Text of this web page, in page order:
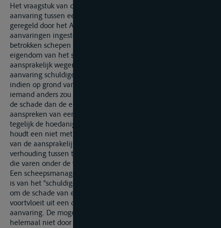
Het vraagstuk van de aansprakelijkheid ingeval van een
aanvaring tussen een binnenschip en een zeeschip wordt
geregeld door het Aanvaringsverdrag 23.09.2010. De voor
aanvaringen ingestelde aansprakelijkheid tussen de
betrokken schepen is een aansprakelijkheid die berust op de
eigendom van het schuldige schip. De scheepseigenaar is
aansprakelijk wegens zijn eigendomsrecht over het aan de
aanvaring schuldige schip. Het verdrag zou worden omzeild
indien op grond van nationale gemeenrechtelijke bepalingen
iemand anders zou moeten instaan voor de vergoeding van
de schade dan de eigenaar van het schuldige schip. Het
aanspreken van een “aansteller van de kapitein” die niet
tegelijk de hoedanigheid van eigenaar van het schip heeft,
houdt een niet met het Verdrag verenigbare verruiming in
van de aansprakelijkheidsregeling zoals die geldt in de
verhouding tussen twee bij de aanvaring betrokken schepen
die varen onder de vlag van twee verdragsstaten.
Een scheepsmanager of rederijagent die geen eigenaar/reder
is van het “schuldige zeeschip” kan niet worden aangesproken
om de schade van een binnenschip te vergoeden die
voortvloeit uit een door het Aanvaringsverdrag beheerste
aanvaring. De mogelijkheid om deze aan te spreken is
helemaal niet door het Aanvaringsverdrag voorzien.